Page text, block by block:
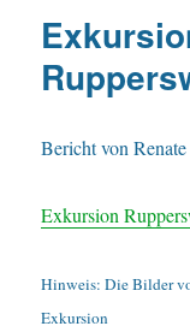
Bericht von
Exkursion
Hinweis: Die Bilder
Exkursion